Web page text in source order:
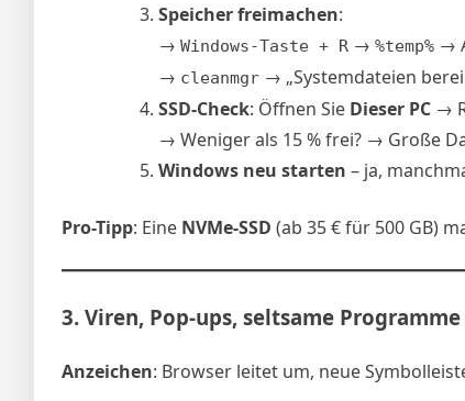
Speicher freimachen:
→ Windows-Taste + R → %temp% →
→ cleanmgr → „Systemdateien
SSD-Check: Öffnen Sie Dieser PC →
→ Weniger als 15 % frei? → Große
Windows neu starten – ja,
Pro-Tipp: Eine NVMe-SSD (ab 35 € für 500 GB)
3. Viren, Pop-ups, seltsame Programme
Anzeichen: Browser leitet um, neue